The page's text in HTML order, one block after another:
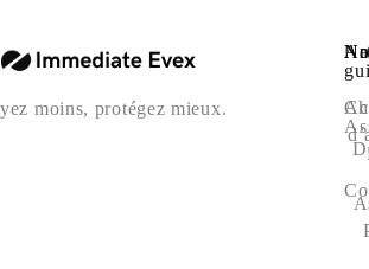
moins, protégez mieux.